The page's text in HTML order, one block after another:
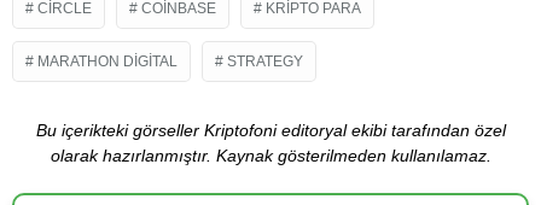
CIRCLE COINBASE KRIPTO PARA
MARATHON DIGITAL STRATEGY
Bu içerikteki görseller Kriptofoni editoryal ekibi tarafından özel
olarak hazırlanmıştır. Kaynak gösterilmeden kullanılamaz.